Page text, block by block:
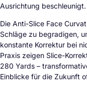
Ausrichtung beschleunigt.
Die Anti-Slice Face
Schläge zu begradigen,
konstante Korrektur bei
Praxis zeigen Slice-
280 Yards –
Einblicke für die Zukunft